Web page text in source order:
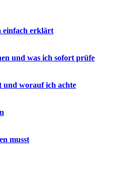
einfach erklärt
und was ich sofort prüfe
und worauf ich achte
musst